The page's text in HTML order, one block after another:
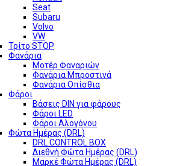
Seat
Subaru
Volvo
VW
Τρίτο STOP
Φανάρια
Μοτέρ Φαναριών
Φανάρια Μπροστινά
Φανάρια Οπίσθια
Φάροι
Βάσεις DIN για φάρους
Φάροι LED
Φάροι Αλογόνου
Φώτα Ημέρας (DRL)
DRL CONTROL BOX
Διεθνή Φώτα Ημέρας (DRL)
Μαρκέ Φώτα Ημέρας (DRL)